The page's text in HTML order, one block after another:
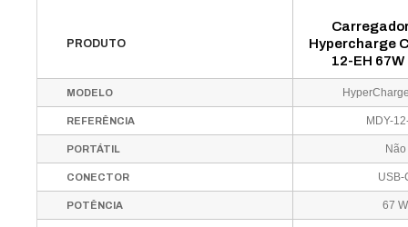
PRODUTO
Hypercharge
12-EH
MODELO
REFERÊNCIA MDY-
PORTÁTIL Não
CONECTOR USB-
POTÊNCIA 67 W